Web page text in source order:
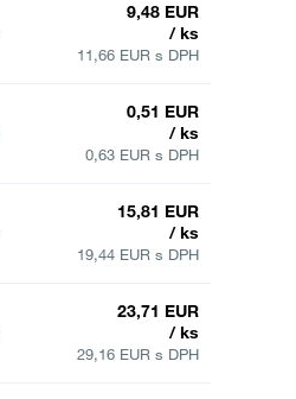
9,48 EUR
/ ks
11,66 EUR s DPH
0,51 EUR
/ ks
0,63 EUR s DPH
15,81 EUR
/ ks
19,44 EUR s DPH
23,71 EUR
/ ks
29,16 EUR s DPH